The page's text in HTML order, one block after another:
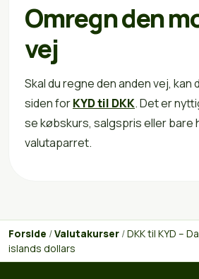
Omregn den
vej
Skal du regne den anden vej, kan
siden forKYD til DKK. Det er
se købskurs, salgspris eller bare
valutaparret.
Forside /Valutakurser /DKK til KYD –
islands dollars